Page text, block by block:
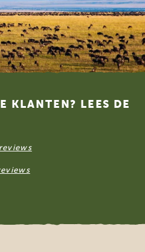
KLANTEN? LEES DE